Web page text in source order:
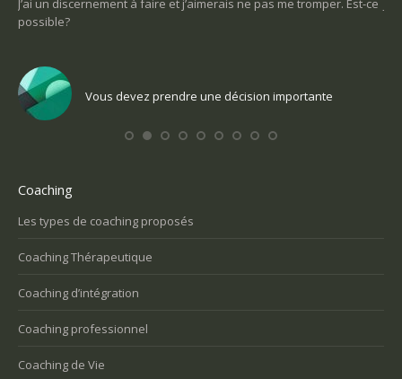
à faire et j’aimerais ne pas me tromper. Est-ce
Vous devez prendre une décision importante
Je ne sais pas
Coaching
Les types de coaching proposés
Coaching Thérapeutique
Coaching d’intégration
Coaching professionnel
Coaching de Vie